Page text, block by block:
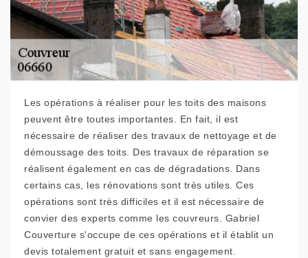
Les opérations à réaliser pour les toits des maisons
peuvent être toutes importantes. En fait, il est
nécessaire de réaliser des travaux de nettoyage et de
démoussage des toits. Des travaux de réparation se
réalisent également en cas de dégradations. Dans
certains cas, les rénovations sont très utiles. Ces
opérations sont très difficiles et il est nécessaire de
convier des experts comme les couvreurs. Gabriel
Couverture s'occupe de ces opérations et il établit un
devis totalement gratuit et sans engagement.